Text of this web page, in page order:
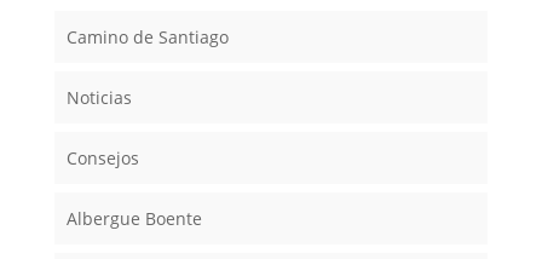
Camino de Santiago
Noticias
Consejos
Albergue Boente